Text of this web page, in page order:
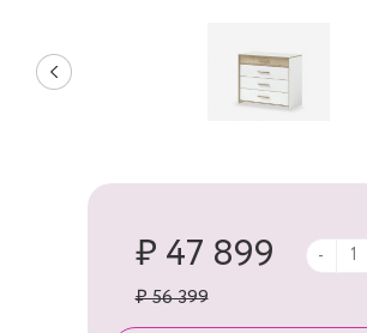
₽ 47 899
₽ 56 399
-